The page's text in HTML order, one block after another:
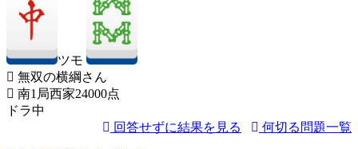
ツモ
無双の横綱さん
南1局西家24000点
ドラ中
回答せずに結果を見る
何切る問題一覧